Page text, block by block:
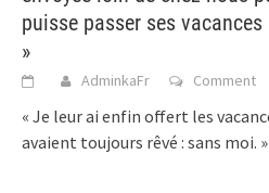
puisse passer ses
»
AdminkaFr Comment
« Je leur ai enfin offert les
avaient toujours rêvé : sans moi.